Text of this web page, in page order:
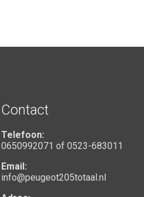
Contact
Telefoon:
0650992071 of 0523-683011
Email:
info@peugeot205totaal.nl